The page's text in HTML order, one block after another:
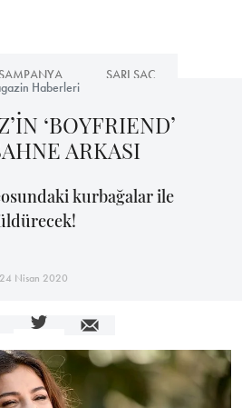
SARI SAÇ
Haberleri
‘BOYFRIEND’
ARKASI
kurbağalar ile
24 Nisan 2020